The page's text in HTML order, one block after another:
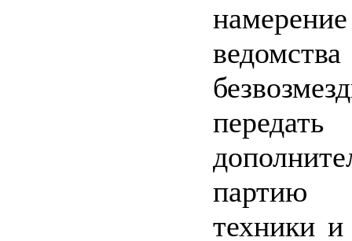
ведомства
партию
техники